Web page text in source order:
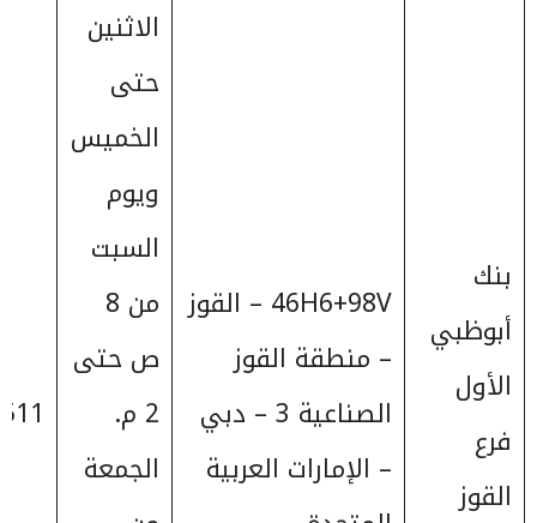
بنك
أبوظبي
الأول
فرع
القوز
46H6+98V – القوز
– منطقة القوز
الصناعية 3 – دبي
– الإمارات العربية
الاثنين
حتى
الخميس
ويوم
السبت
من 8
ص حتى
2 م.
الجمعة